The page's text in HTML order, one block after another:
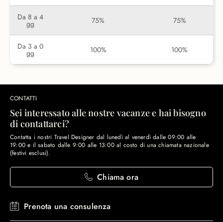
Da 8 a 4
gg 75% 75%
Da 3 a 0
gg 100% 100%
CONTATTI
Sei interessato alle nostre vacanze e hai bisogno
di contattarci?
Contatta i nostri Travel Designer dal lunedì al venerdì dalle 09:00 alle
19:00 e il sabato dalle 9:00 alle 13:00 al costo di una chiamata nazionale
(festivi esclusi).
Chiama ora
Prenota una consulenza